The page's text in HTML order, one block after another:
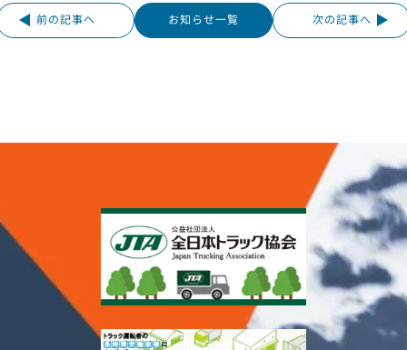
前の記事へ お知らせ一覧 次の記事へ